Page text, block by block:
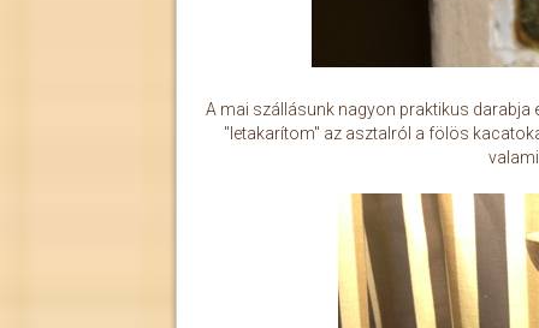
A mai szállásunk nagyon praktikus darabja
"letakarítom" az asztalról a fölös